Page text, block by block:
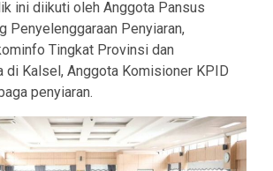
ini diikuti oleh Anggota Pansus
Penyelenggaraan Penyiaran,
Tingkat Provinsi dan
di Kalsel, Anggota Komisioner KPID
penyiaran.